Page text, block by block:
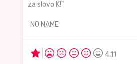
za slovo K!"
NO NAME
4,11